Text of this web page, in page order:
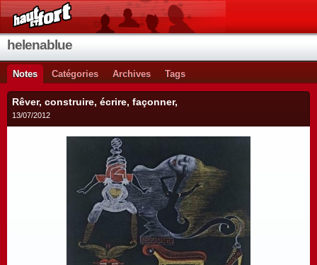
helenablue
Notes Catégories Archives Tags
Rêver, construire, écrire, façonner,
13/07/2012